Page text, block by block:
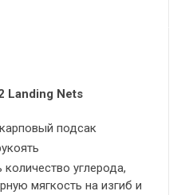
Landing Nets
подсак
количество углерода,
мягкость на изгиб и